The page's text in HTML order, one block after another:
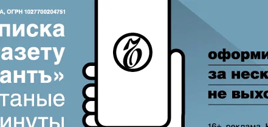
Реклама в «Ъ» www.kommersant.ru/ad